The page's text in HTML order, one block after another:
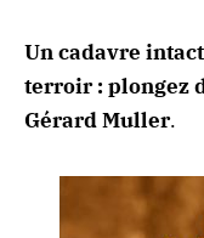
Un cadavre
terroir : plongez
Gérard Muller.